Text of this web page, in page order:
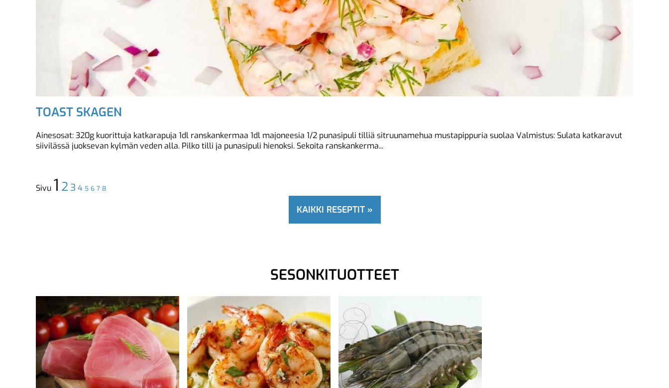
TOAST SKAGEN
Ainesosat: 320g kuorittuja katkarapuja 1dl ranskankermaa 1dl majoneesia 1/2 punasipuli tilliä sitruunamehua mustapippuria suolaa Valmistus: Sulata katkaravut
siivilässä juoksevan kylmän veden alla. Pilko tilli ja punasipuli hienoksi. Sekoita ranskankerma...
Sivu 1 2 3 4 5 6 7 8
KAIKKI RESEPTIT »
SESONKITUOTTEET